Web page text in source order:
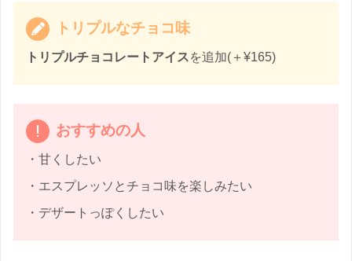
トリプルなチョコ味
トリプルチョコレートアイスを追加(＋¥165)
おすすめの人
・甘くしたい
・エスプレッソとチョコ味を楽しみたい
・デザートっぽくしたい